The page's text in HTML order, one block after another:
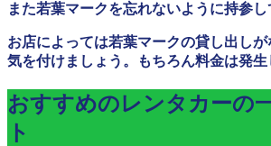
また若葉マークを忘れないように持参し
お店によっては若葉マークの貸し出し
気を付けましょう。もちろん料金は発生
おすすめのレンタカーの
ト